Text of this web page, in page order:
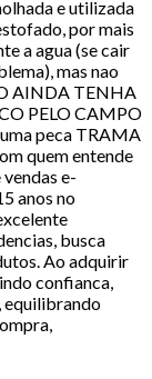
e utilizada
por mais
a agua (se cair
mas nao
AINDA TENHA
PELO CAMPO
peca TRAMA
quem entende
e-
anos no
busca
Ao adquirir
confianca,